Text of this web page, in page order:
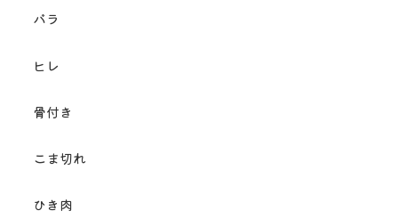
バラ
ヒレ
骨付き
こま切れ
ひき肉